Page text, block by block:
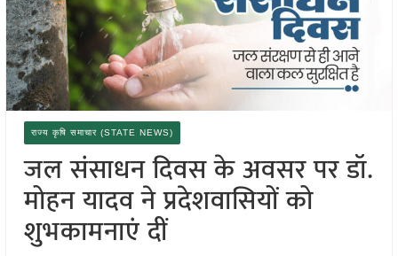
राज्य कृषि समाचार (STATE NEWS)
जल संसाधन दिवस के अवसर पर डॉ.
मोहन यादव ने प्रदेशवासियों को
शुभकामनाएं दीं